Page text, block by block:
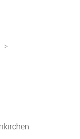
>